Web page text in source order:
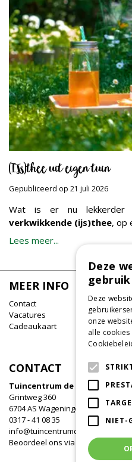
(IJs)thee uit eigen tuin
Gepubliceerd op 21 juli 2026
Wat is er nu
verkwikkende (ijs)thee, op
Lees meer...
MEER INFO
Contact
Vacatures
Cadeaukaart
CONTACT
Tuincentrum de Oude Tol
Grintweg 360
6704 AS Wageningen
0317 - 41 08 35
info@tuincentrumdeoudetol.nl
Beoordeel ons via
Google
Deze
Deze
onze
alle
NIET-